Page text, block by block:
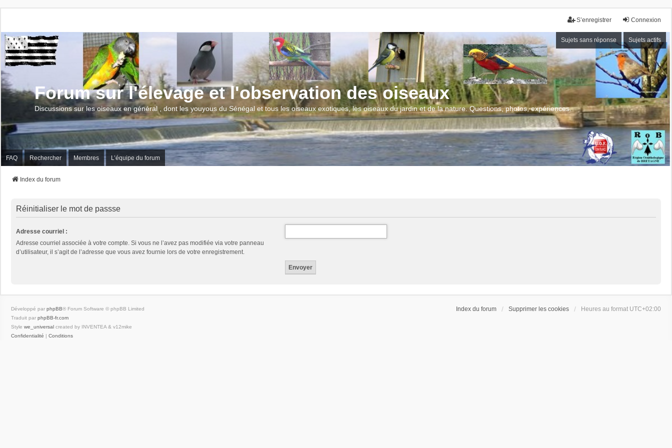
Connexion
S’enregistrer
Sujets sans réponse Sujets actifs
Forum sur l'élevage et l'observation des oiseaux
Discussions sur les oiseaux en général , dont les youyous du Sénégal et tous les oiseaux exotiques, les oiseaux du jardin et de la nature. Questions, photos, expériences.
FAQ Rechercher Membres L’équipe du forum
Index du forum
Réinitialiser le mot de passse
Adresse courriel :
Adresse courriel associée à votre compte. Si vous ne l’avez pas modifiée via votre panneau
d’utilisateur, il s’agit de l’adresse que vous avez fournie lors de votre enregistrement.
Index du forum Supprimer les cookies Heures au format UTC+02:00
Développé par phpBB® Forum Software © phpBB Limited
Traduit par phpBB-fr.com
Style we_universal created by INVENTEA & v12mike
Confidentialité | Conditions